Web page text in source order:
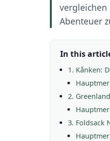
vergleichen
Abenteuer
In this
1. Kånken:
2.
3. Foldsack